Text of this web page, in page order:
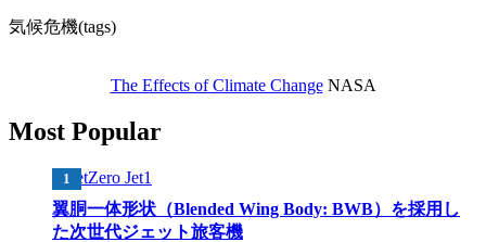
気候危機(tags)
The Effects of Climate ChangeNASA
Most Popular
翼胴一体形状（Blended Wing Body: BWB）を採用し
た次世代ジェット旅客機